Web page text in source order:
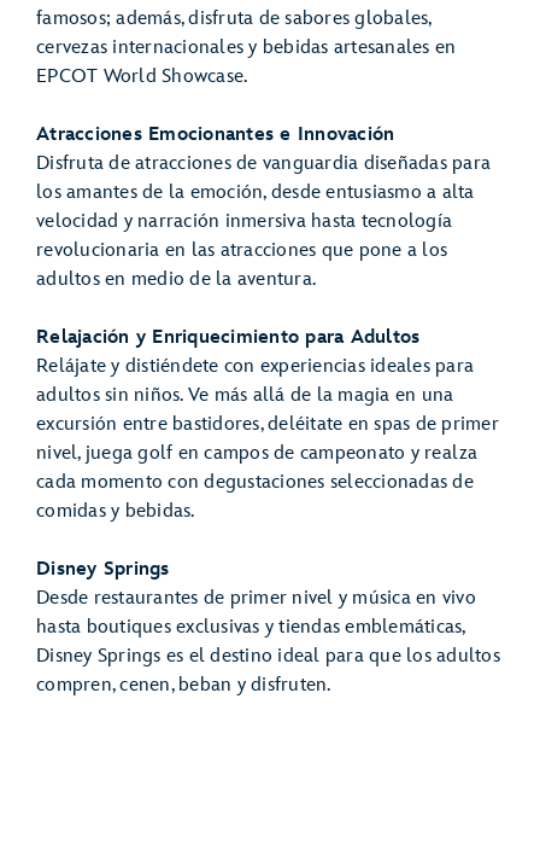
famosos; además, disfruta de sabores globales,
cervezas internacionales y bebidas artesanales en
EPCOT World Showcase.
Atracciones Emocionantes e Innovación
Disfruta de atracciones de vanguardia diseñadas para
los amantes de la emoción, desde entusiasmo a alta
velocidad y narración inmersiva hasta tecnología
revolucionaria en las atracciones que pone a los
adultos en medio de la aventura.
Relajación y Enriquecimiento para Adultos
Relájate y distiéndete con experiencias ideales para
adultos sin niños. Ve más allá de la magia en una
excursión entre bastidores, deléitate en spas de primer
nivel, juega golf en campos de campeonato y realza
cada momento con degustaciones seleccionadas de
comidas y bebidas.
Disney Springs
Desde restaurantes de primer nivel y música en vivo
hasta boutiques exclusivas y tiendas emblemáticas,
Disney Springs es el destino ideal para que los adultos
compren, cenen, beban y disfruten.